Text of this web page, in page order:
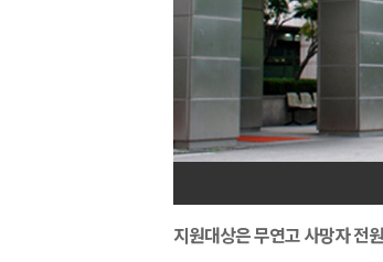
지원대상은 무연고 사망자 전